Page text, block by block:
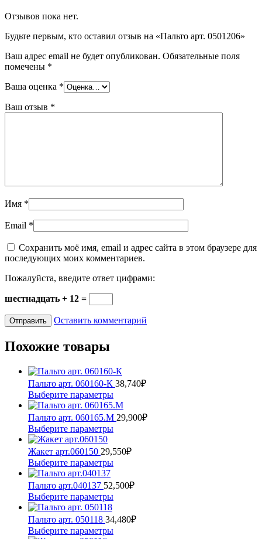
Отзывов пока нет.
Будьте первым, кто оставил отзыв на «Пальто арт. 0501206»
Ваш адрес email не будет опубликован. Обязательные поля
помечены *
Ваша оценка *
Ваш отзыв *
Имя *
Email *
Сохранить моё имя, email и адрес сайта в этом браузере для
последующих моих комментариев.
Пожалуйста, введите ответ цифрами:
шестнадцать + 12 =
Оставить комментарий
Похожие товары
Пальто арт. 060160-К 38,740₽
Выберите параметрыЭтот
товар
имеет
несколько
вариаций.
Опции
можно
выбрать
странице
товара.
Пальто арт. 060165.М 29,900₽
Выберите параметрыЭтот
имеет
несколько
вариаций.
Опции
можно
выбрать
странице
товара.
Жакет арт.060150 29,550₽
Выберите параметрыЭтот
имеет
несколько
вариаций.
Опции
можно
выбрать
Пальто арт.040137 52,500₽
Выберите параметрыЭтот
имеет
несколько
Пальто арт. 050118 34,480₽
Выберите параметрыЭтот